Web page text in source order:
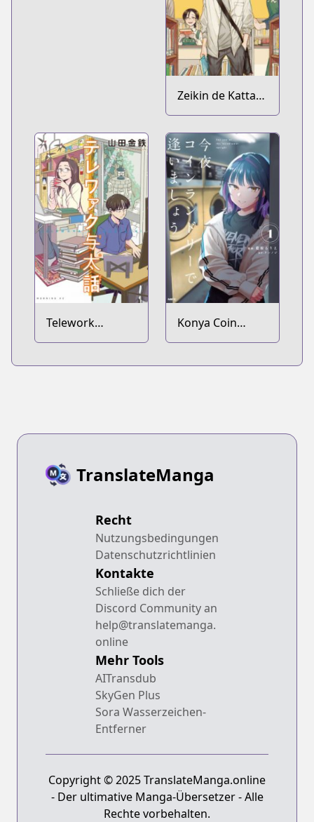
Zeikin de Katta
Hon
Telework
Yotabanashi
Konya Coin
Laundry de
TranslateManga
Recht
Nutzungsbedingungen
Datenschutzrichtlinien
Kontakte
Schließe dich der
Discord Community an
help@translatemanga.
online
Mehr Tools
AITransdub
SkyGen Plus
Sora Wasserzeichen-
Entferner
Copyright © 2025 TranslateManga.online
- Der ultimative Manga-Übersetzer - Alle
Rechte vorbehalten.